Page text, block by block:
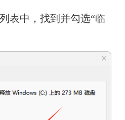
表中，找到并勾选“临